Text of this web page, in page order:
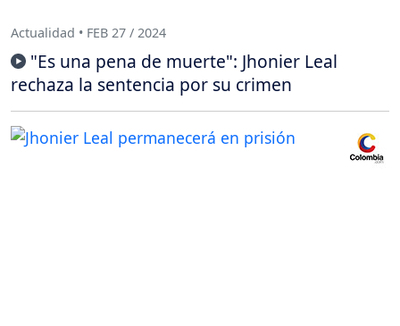
Actualidad • FEB 27 / 2024
"Es una pena de muerte": Jhonier Leal
rechaza la sentencia por su crimen